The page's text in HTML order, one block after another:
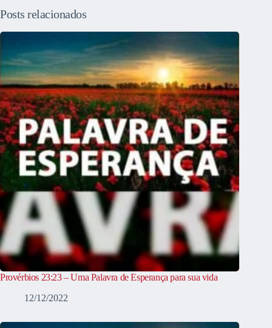
Posts relacionados
Provérbios 23:23 – Uma Palavra de Esperança para sua vida
12/12/2022